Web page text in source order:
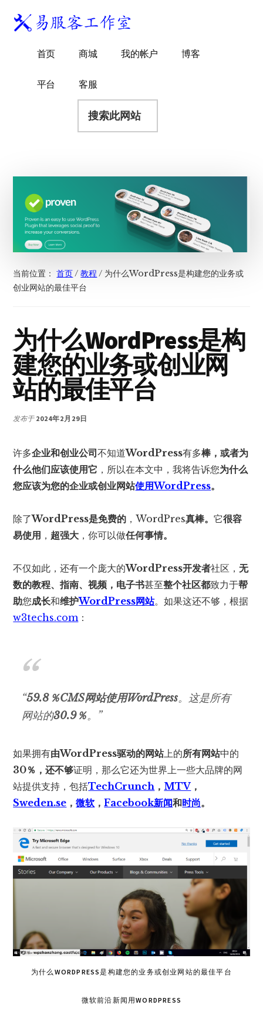
附
加
商
首页 商城 我的帐户 博客
平台
客服
当前位置：首页/ 教程 / 为什么WordPress是构建您的业务或
创业网站的最佳平台
为什么WordPress是构
建您的业务或创业网
站的最佳平台
发布于 2024年2月29日
许多企业和创业公司不知道WordPress有多棒，或者为
什么他们应该使用它 ，所以在本文中，我将告诉您为什么
您应该为您的企业或创业网站使用WordPress。
除了WordPress是免费的 ，WordPres真棒。它很容
易使用 ， 超强大 ，你可以做任何事情。
不仅如此，还有一个庞大的WordPress开发者社区，无
数的教程、指南、视频，电子书甚至整个社区都致力于帮
助您成长和维护WordPress网站。如果这还不够，根据
w3techs.com：
“59.8％CMS网站使用WordPress。这是所有
网站的30.9％。”
如果拥有由WordPress驱动的网站上的所有网站中的
30％，还不够证明，那么它还为世界上一些大品牌的网
站提供支持，包括TechCrunch ， MTV，
Sweden.se ，微软 ，Facebook新闻和时尚。
为什么WORDPRESS是构建您的业务或创业网站的最佳平台
微软前沿新闻用WORDPRESS